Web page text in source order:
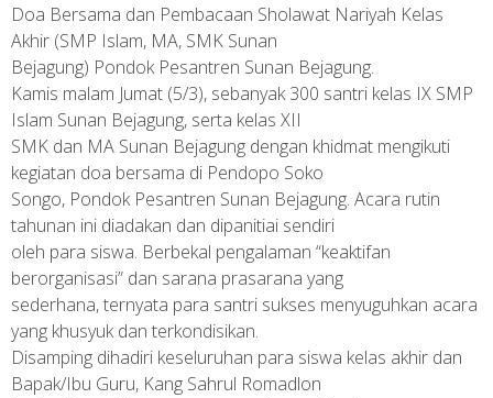
Doa Bersama dan Pembacaan Sholawat Nariyah Kelas
Akhir (SMP Islam, MA, SMK Sunan
Bejagung) Pondok Pesantren Sunan Bejagung.
Kamis malam Jumat (5/3), sebanyak 300 santri kelas IX SMP
Islam Sunan Bejagung, serta kelas XII
SMK dan MA Sunan Bejagung dengan khidmat mengikuti
kegiatan doa bersama di Pendopo Soko
Songo, Pondok Pesantren Sunan Bejagung. Acara rutin
tahunan ini diadakan dan dipanitiai sendiri
oleh para siswa. Berbekal pengalaman “keaktifan
berorganisasi” dan sarana prasarana yang
sederhana, ternyata para santri sukses menyuguhkan acara
yang khusyuk dan terkondisikan.
Disamping dihadiri keseluruhan para siswa kelas akhir dan
Bapak/Ibu Guru, Kang Sahrul Romadlon